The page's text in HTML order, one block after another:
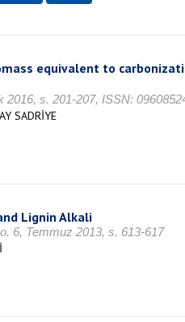
equivalent to
2016, s. 201-207, ISSN:
SADRİYE
Lignin Alkali
6, Temmuz 2013, s. 613-617